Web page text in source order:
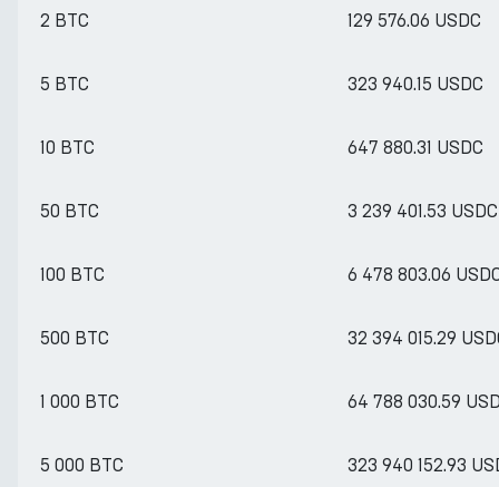
2 BTC 129 576.06 USDC
5 BTC 323 940.15 USDC
10 BTC 647 880.31 USDC
50 BTC 3 239 401.53 USDC
100 BTC 6 478 803.06
500 BTC 32 394 015.29
1 000 BTC 64 788 030.59
5 000 BTC 323 940 152.93